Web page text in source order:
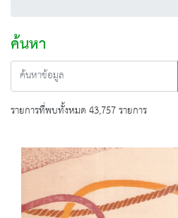
ค้นหา
รายการที่พบทั้งหมด 43,757 รายการ